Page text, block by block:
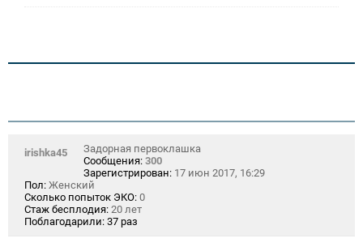
irishka45
Задорная первоклашка
Сообщения: 300
Зарегистрирован: 17 июн 2017, 16:29
Пол: Женский
Сколько попыток ЭКО: 0
Стаж бесплодия: 20 лет
Поблагодарили: 37 раз